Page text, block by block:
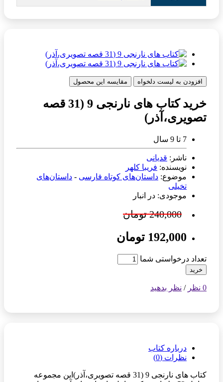
افزودن به لیست دلخواه مقایسه این محصول
خرید کتاب های نارنجی 9 (31 قصه
تصویری،آذر)
7 تا 9 سال
ناشر: قدیانی
نویسنده: فریبا کلهر
موضوع: داستان‌های کوتاه فارسی - داستان‌های
تخیلی
موجودی: در انبار
240,000 تومان
192,000 تومان
تعداد درخواستی شما
خرید
0 نظر / نظر بدهید
درباره کتاب
نظرات (0)
کتاب های نارنجی 9 (31 قصه تصویری،آذر)این مجموعه